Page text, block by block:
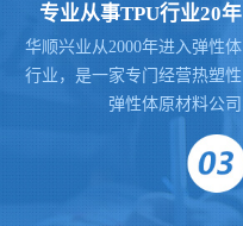
专业从事TPU行业20年
华顺兴业从2000年进入弹性体
行业，是一家专门经营热塑性
弹性体原材料公司